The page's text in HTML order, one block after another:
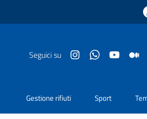
Seguici su InstagramWhatsappYouTube
Gestione rifiuti Sport